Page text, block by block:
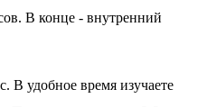
В конце - внутренний
В удобное время изучаете